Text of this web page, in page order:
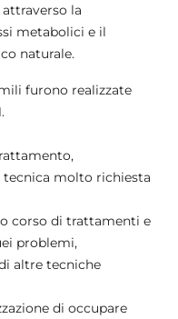
la
metabolici e il
naturale.
furono realizzate
tecnica molto richiesta
corso di trattamenti e
problemi,
altre tecniche
di occupare